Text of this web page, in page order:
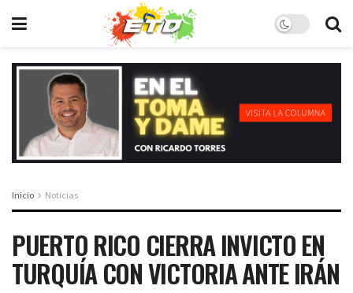
Inicio Noticias
PUERTO RICO CIERRA INVICTO EN
TURQUÍA CON VICTORIA ANTE IRÁN